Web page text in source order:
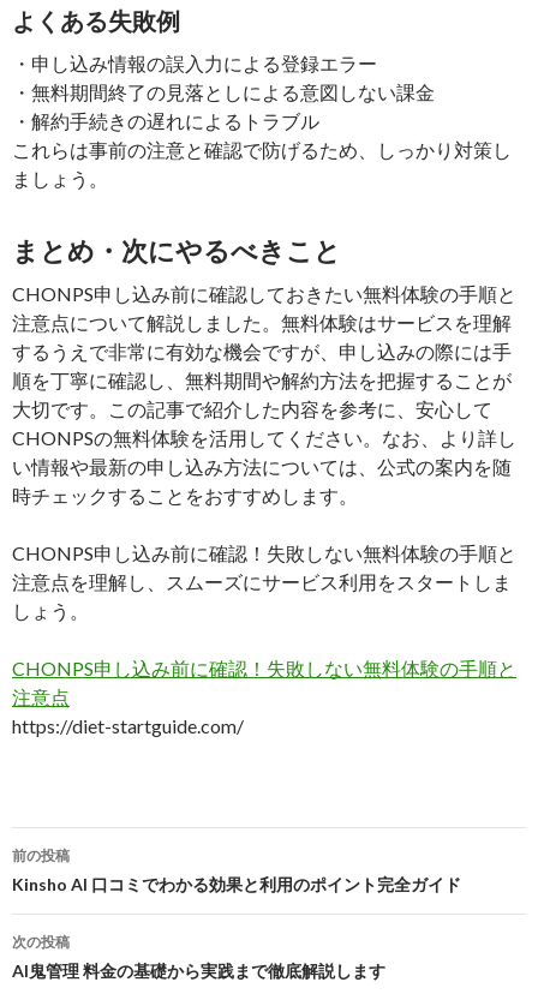
よくある失敗例
・申し込み情報の誤入力による登録エラー
・無料期間終了の見落としによる意図しない課金
・解約手続きの遅れによるトラブル
これらは事前の注意と確認で防げるため、しっかり対策し
ましょう。
まとめ・次にやるべきこと
CHONPS申し込み前に確認しておきたい無料体験の手順と
注意点について解説しました。無料体験はサービスを理解
するうえで非常に有効な機会ですが、申し込みの際には手
順を丁寧に確認し、無料期間や解約方法を把握することが
大切です。この記事で紹介した内容を参考に、安心して
CHONPSの無料体験を活用してください。なお、より詳し
い情報や最新の申し込み方法については、公式の案内を随
時チェックすることをおすすめします。
CHONPS申し込み前に確認！失敗しない無料体験の手順と
注意点を理解し、スムーズにサービス利用をスタートしま
しょう。
CHONPS申し込み前に確認！失敗しない無料体験の手順と
注意点
https://diet-startguide.com/
投
稿
ナ
ビ
前の投稿
Kinsho AI 口コミでわかる効果と利用のポイント完全ガイド
次の投稿
AI鬼管理 料金の基礎から実践まで徹底解説します